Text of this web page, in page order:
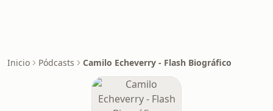
Inicio Pódcasts Camilo Echeverry - Flash Biográfico